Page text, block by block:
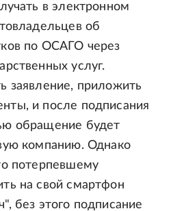
в электронном
об
по ОСАГО через
услуг.
заявление, приложить
и после подписания
обращение будет
компанию. Однако
потерпевшему
на свой смартфон
без этого подписание